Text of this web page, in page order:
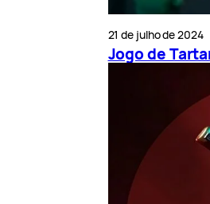
21 de julho de 2024
Jogo de